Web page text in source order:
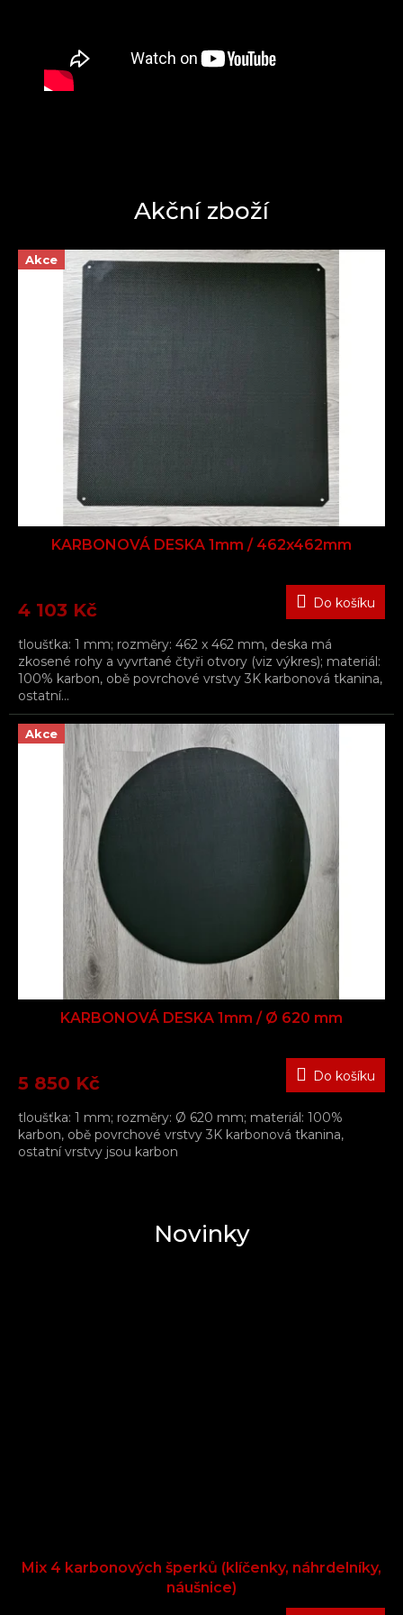
Akční zboží
Akce
KARBONOVÁ DESKA 1mm / 462x462mm
4 103 Kč Do košíku
tloušťka: 1 mm; rozměry: 462 x 462 mm, deska má
zkosené rohy a vyvrtané čtyři otvory (viz výkres); materiál:
100% karbon, obě povrchové vrstvy 3K karbonová tkanina,
ostatní...
Akce
KARBONOVÁ DESKA 1mm / Ø 620 mm
5 850 Kč Do košíku
tloušťka: 1 mm; rozměry: Ø 620 mm; materiál: 100%
karbon, obě povrchové vrstvy 3K karbonová tkanina,
ostatní vrstvy jsou karbon
Novinky
Mix 4 karbonových šperků (klíčenky, náhrdelníky,
náušnice)